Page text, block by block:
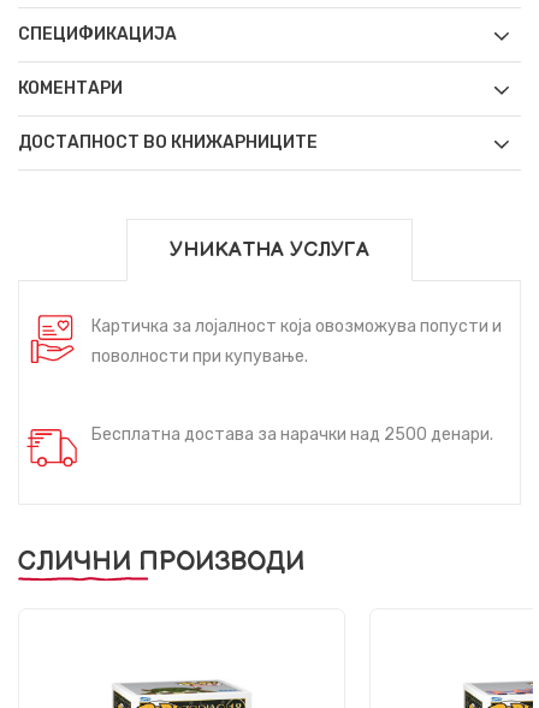
СПЕЦИФИКАЦИЈА
КОМЕНТАРИ
ДОСТАПНОСТ ВО КНИЖАРНИЦИТЕ
УНИКАТНА УСЛУГА
Картичка за лојалност која овозможува попусти и
поволности при купување.
Бесплатна достава за нарачки над 2500 денари.
СЛИЧНИ ПРОИЗВОДИ